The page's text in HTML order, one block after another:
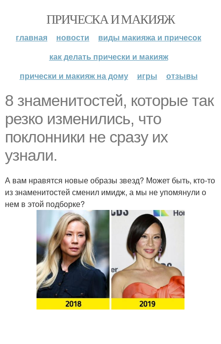
ПРИЧЕСКА И МАКИЯЖ
главная новости
виды макияжа и причесок
как делать прически и макияж
прически и макияж на дому
игры отзывы
8 знаменитостей, которые так
резко изменились, что
поклонники не сразу их
узнали.
А вам нравятся новые образы звезд? Может быть, кто-то
из знаменитостей сменил имидж, а мы не упомянули о
нем в этой подборке?